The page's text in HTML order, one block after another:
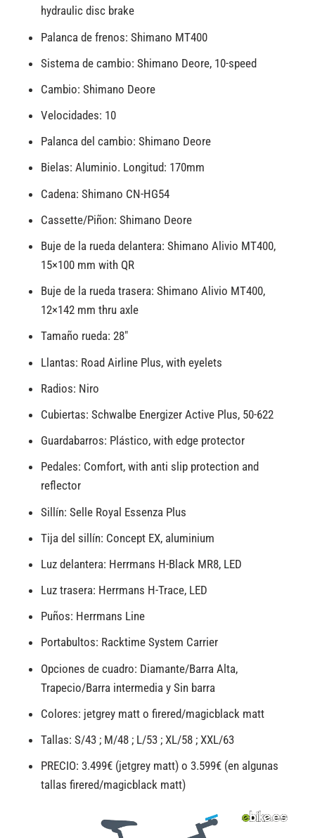
hydraulic disc brake
Palanca de frenos: Shimano MT400
Sistema de cambio: Shimano Deore, 10-speed
Cambio: Shimano Deore
Velocidades: 10
Palanca del cambio: Shimano Deore
Bielas: Aluminio. Longitud: 170mm
Cadena: Shimano CN-HG54
Cassette/Piñon: Shimano Deore
Buje de la rueda delantera: Shimano Alivio MT400,
15×100 mm with QR
Buje de la rueda trasera: Shimano Alivio MT400,
12×142 mm thru axle
Tamaño rueda: 28″
Llantas: Road Airline Plus, with eyelets
Radios: Niro
Cubiertas: Schwalbe Energizer Active Plus, 50-622
Guardabarros: Plástico, with edge protector
Pedales: Comfort, with anti slip protection and
reflector
Sillín: Selle Royal Essenza Plus
Tija del sillín: Concept EX, aluminium
Luz delantera: Herrmans H-Black MR8, LED
Luz trasera: Herrmans H-Trace, LED
Puños: Herrmans Line
Portabultos: Racktime System Carrier
Opciones de cuadro: Diamante/Barra Alta,
Trapecio/Barra intermedia y Sin barra
Colores: jetgrey matt o firered/magicblack matt
Tallas: S/43 ; M/48 ; L/53 ; XL/58 ; XXL/63
PRECIO: 3.499€ (jetgrey matt) o 3.599€ (en algunas
tallas firered/magicblack matt)